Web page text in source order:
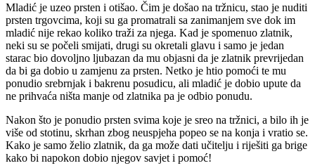
Mladić je uzeo prsten i otišao. Čim je došao na tržnicu, stao je nuditi
prsten trgovcima, koji su ga promatrali sa zanimanjem sve dok im
mladić nije rekao koliko traži za njega. Kad je spomenuo zlatnik,
neki su se počeli smijati, drugi su okretali glavu i samo je jedan
starac bio dovoljno ljubazan da mu objasni da je zlatnik prevrijedan
da bi ga dobio u zamjenu za prsten. Netko je htio pomoći te mu
ponudio srebrnjak i bakrenu posudicu, ali mladić je dobio upute da
ne prihvaća ništa manje od zlatnika pa je odbio ponudu.
Nakon što je ponudio prsten svima koje je sreo na tržnici, a bilo ih je
više od stotinu, skrhan zbog neuspjeha popeo se na konja i vratio se.
Kako je samo želio zlatnik, da ga može dati učitelju i riješiti ga brige
kako bi napokon dobio njegov savjet i pomoć!